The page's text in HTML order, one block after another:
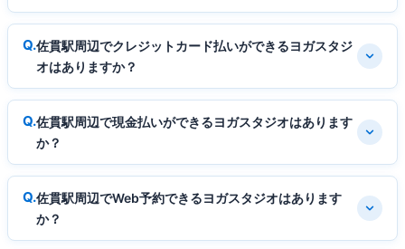
佐貫駅周辺でクレジットカード払いができるヨガスタジ
オはありますか？
佐貫駅周辺で現金払いができるヨガスタジオはあります
か？
佐貫駅周辺でWeb予約できるヨガスタジオはあります
か？